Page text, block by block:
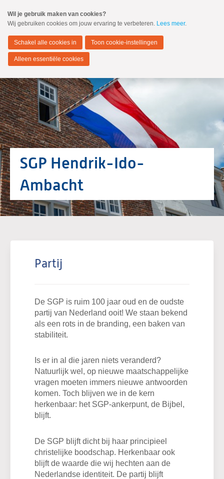
naar
Spring
de
inhoud
Spring
naar
hoofdmenu
Hendrik-Ido-Ambacht
MENU
Samenwerking SGP - CU
ChristenUnie
SGP
Jongeren
SGP Hendrik-Ido-
Ambacht
Partij
De SGP is ruim 100 jaar oud en de oudste
partij van Nederland ooit! We staan bekend
als een rots in de branding, een baken van
stabiliteit.
Is er in al die jaren niets veranderd?
Natuurlijk wel, op nieuwe maatschappelijke
vragen moeten immers nieuwe antwoorden
komen. Toch blijven we in de kern
herkenbaar: het SGP-ankerpunt, de Bijbel,
blijft.
De SGP blijft dicht bij haar principieel
christelijke boodschap. Herkenbaar ook
blijft de waarde die wij hechten aan de
Nederlandse identiteit. De partij blijft
Wil je gebruik maken van cookies?
Wij gebruiken cookies om jouw ervaring te verbeteren. Lees meer.
Schakel alle cookies in Toon cookie-instellingen
Alleen essentiële cookies